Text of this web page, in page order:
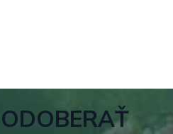
ODOBERAŤ